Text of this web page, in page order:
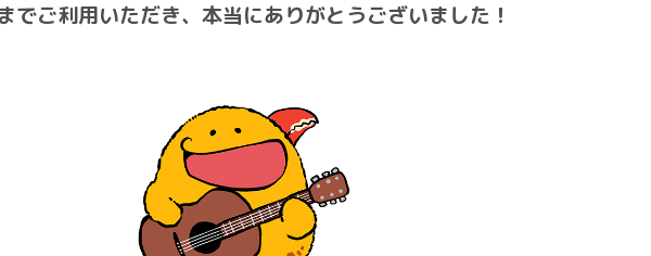
でご利用いただき、本当にありがとうございました！